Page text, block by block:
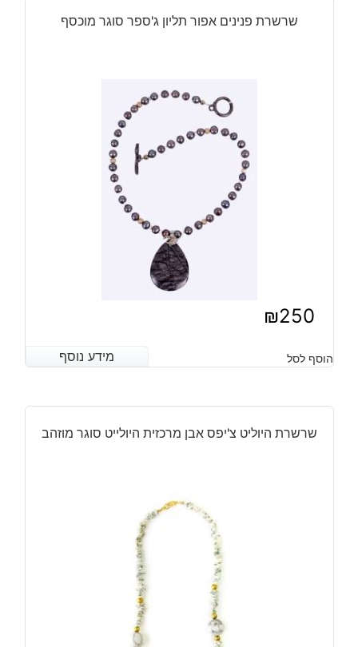
שרשרת פנינים אפור תליון ג'ספר סוגר מוכסף
₪250
מידע נוסף הוסף לסל מידע נוסף
שרשרת היוליט צ'יפס אבן מרכזית היולייט סוגר מוזהב